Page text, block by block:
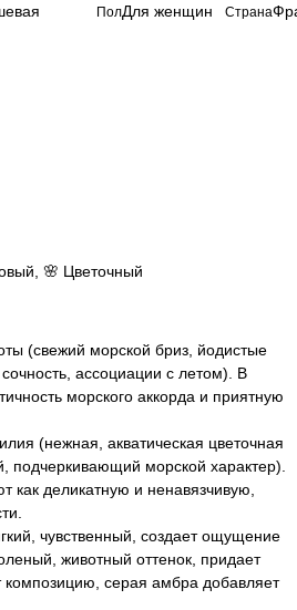
ПолДля женщин Страна
🌸 Цветочный
(свежий морской бриз, йодистые
ассоциации с летом). В
морского аккорда и приятную
(нежная, акватическая цветочная
подчеркивающий морской характер).
деликатную и ненавязчивую,
чувственный, создает ощущение
животный оттенок, придает
композицию, серая амбра добавляет